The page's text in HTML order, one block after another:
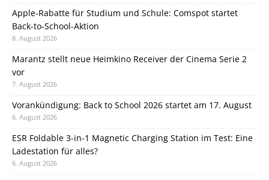
Apple-Rabatte für Studium und Schule: Comspot startet
Back-to-School-Aktion
8. August 2026
Marantz stellt neue Heimkino Receiver der Cinema Serie 2
vor
7. August 2026
Vorankündigung: Back to School 2026 startet am 17. August
6. August 2026
ESR Foldable 3-in-1 Magnetic Charging Station im Test: Eine
Ladestation für alles?
6. August 2026